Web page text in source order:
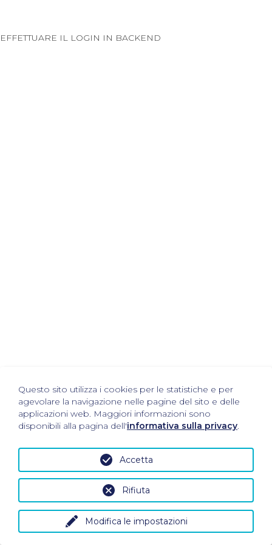
EFFETTUARE IL LOGIN IN BACKEND
Questo sito utilizza i cookies per le statistiche e per
agevolare la navigazione nelle pagine del sito e delle
applicazioni web. Maggiori informazioni sono
disponibili alla pagina dell'informativa sulla privacy.
Modifica le impostazioni
Rifiuta
Accetta